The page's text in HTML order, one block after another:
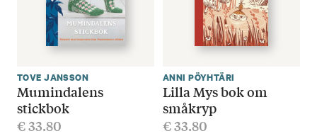
TOVE JANSSON
Mumindalens
stickbok
€33.80
ANNI PÖYHTÄRI
Lilla Mys bok om
småkryp
€33.80